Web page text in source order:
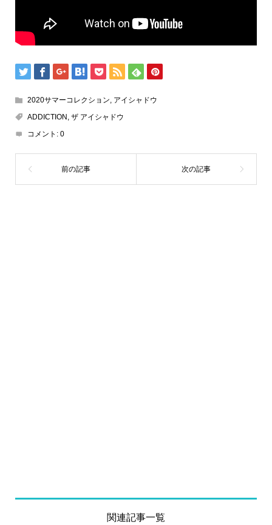
2020サマーコレクション, アイシャドウ
ADDICTION , ザ アイシャドウ
コメント: 0
関連記事一覧